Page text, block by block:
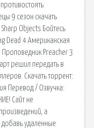
9 сезон скачать
Objects Бойтесь
Dead 4 Американская
Preacher 3
решил передать в
Скачать торрент:
Перевод / Озвучка:
Сайт не
а
удаленные